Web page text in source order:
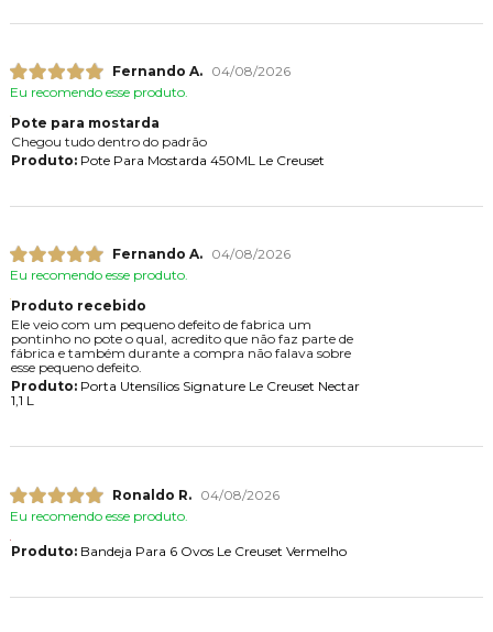
Fernando A.
04/08/2026
Eu recomendo esse produto.
Pote para mostarda
Chegou tudo dentro do padrão
Produto:Pote Para Mostarda 450ML Le Creuset
Fernando A.
04/08/2026
Eu recomendo esse produto.
Produto recebido
Ele veio com um pequeno defeito de fabrica um
pontinho no pote o qual, acredito que não faz parte de
fábrica e também durante a compra não falava sobre
esse pequeno defeito.
Produto:Porta Utensílios Signature Le Creuset Nectar
1,1 L
Ronaldo R.
04/08/2026
Eu recomendo esse produto.
Produto:Bandeja Para 6 Ovos Le Creuset Vermelho